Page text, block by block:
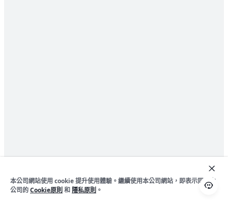
本公司網站使用 cookie 提升使用體驗。繼續使用本公司網站，即表示同意本
公司的Cookie原則 和 隱私原則 。